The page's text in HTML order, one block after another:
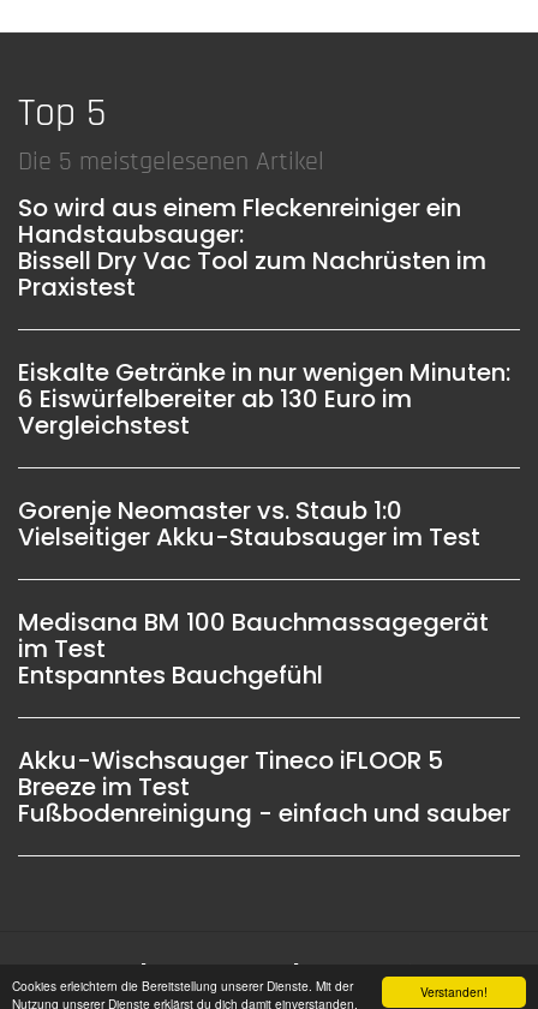
Verstanden!
Cookies erleichtern die Bereitstellung unserer Dienste. Mit der
Nutzung unserer Dienste erklärst du dich damit einverstanden,
Top 5
Die 5 meistgelesenen Artikel
So wird aus einem Fleckenreiniger ein
Handstaubsauger:
Bissell Dry Vac Tool zum Nachrüsten im
Praxistest
Eiskalte Getränke in nur wenigen Minuten:
6 Eiswürfelbereiter ab 130 Euro im
Vergleichstest
Gorenje Neomaster vs. Staub 1:0
Vielseitiger Akku-Staubsauger im Test
Medisana BM 100 Bauchmassagegerät
im Test
Entspanntes Bauchgefühl
Akku-Wischsauger Tineco iFLOOR 5
Breeze im Test
Fußbodenreinigung - einfach und sauber
Impressum | Datenschutz |
Copyright © 2006 -
2026 OSW-Medien GmbH Alle Rechte vorbehalten